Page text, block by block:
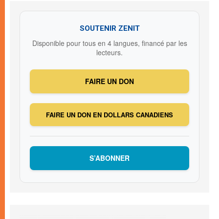
SOUTENIR ZENIT
Disponible pour tous en 4 langues, financé par les
lecteurs.
FAIRE UN DON
FAIRE UN DON EN DOLLARS CANADIENS
S’ABONNER